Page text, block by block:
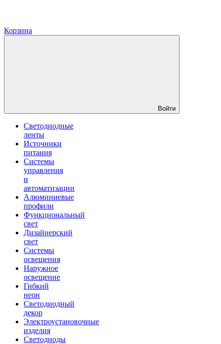
Корзина
Войти
Светодиодные
ленты
Источники
питания
Системы
управления
и
автоматизации
Алюминиевые
профили
Функциональный
свет
Дизайнерский
свет
Системы
освещения
Наружное
освещение
Гибкий
неон
Светодиодный
декор
Электроустановочные
изделия
Светодиоды